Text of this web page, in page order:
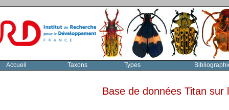
Accueil Taxons Types
Base de données Titan